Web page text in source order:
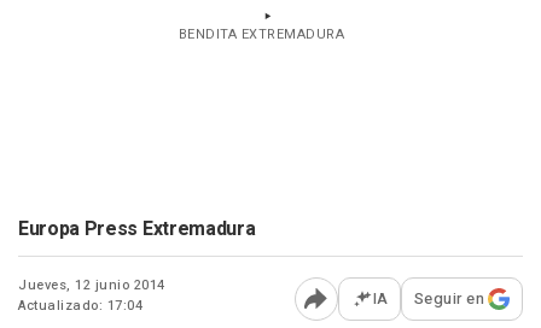
BENDITA EXTREMADURA
Europa Press Extremadura
Jueves, 12 junio 2014
Actualizado: 17:04
Abrir opciones para
IA Seguir en